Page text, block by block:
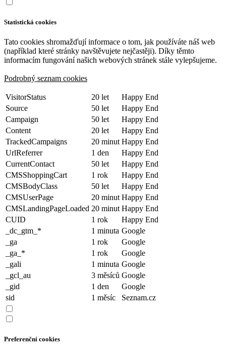
Statistická cookies
Tato cookies shromažďují informace o tom, jak používáte náš web
(například které stránky navštěvujete nejčastěji). Díky těmto
informacím fungování našich webových stránek stále vylepšujeme.
Podrobný seznam cookies
VisitorStatus 20 let
Happy End
Source
50 let
Happy End
Campaign
50 let
Happy End
Content
20 let
Happy End
TrackedCampaigns
20 minut Happy End
UrlReferrer
1 den
Happy End
CurrentContact
50 let
Happy End
CMSShoppingCart
1 rok
Happy End
CMSBodyClass
50 let
Happy End
CMSUserPage
20 minut Happy End
CMSLandingPageLoaded 20 minut Happy End
CUID
1 rok
Happy End
_dc_gtm_*
1 minuta Google
_ga
1 rok
Google
_ga_*
1 rok
Google
_gali
1 minuta Google
_gcl_au
3 měsíců Google
_gid
1 den
Google
sid
1 měsíc Seznam.cz
Preferenční cookies